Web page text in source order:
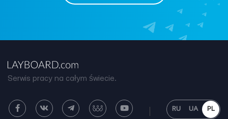
Serwis pracy na całym świecie.
RU UA PL